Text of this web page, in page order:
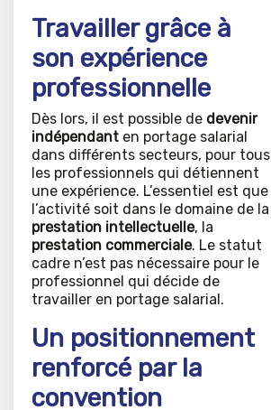
Travailler grâce à
son expérience
professionnelle
Dès lors, il est possible de devenir
indépendant en portage salarial
dans différents secteurs, pour tous
les professionnels qui détiennent
une expérience. L’essentiel est que
l’activité soit dans le domaine de la
prestation intellectuelle, la
prestation commerciale. Le statut
cadre n’est pas nécessaire pour le
professionnel qui décide de
travailler en portage salarial.
Un positionnement
renforcé par la
convention